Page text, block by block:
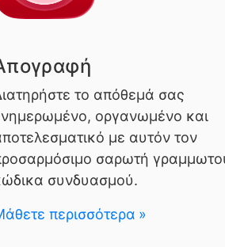
το απόθεμά σας
οργανωμένο και
με αυτόν τον
σαρωτή
συνδυασμού.
περισσότερα